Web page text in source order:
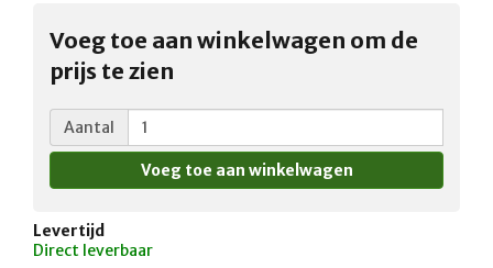
Voeg toe aan winkelwagen om de
prijs te zien
Aantal
Levertijd
Direct leverbaar